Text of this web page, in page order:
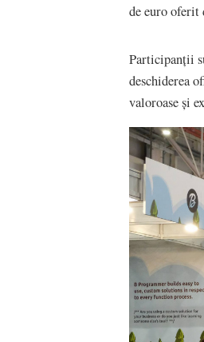
de euro oferit
Participanții
deschiderea
valoroase și